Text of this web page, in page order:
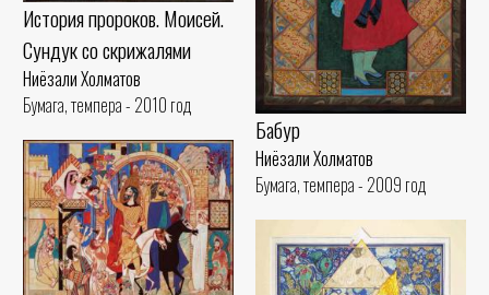
Бабур
Ниёзали Холматов
Бумага, темпера - 2009 год
История пророков. Моисей.
Сундук со скрижалями
Ниёзали Холматов
Бумага, темпера - 2010 год